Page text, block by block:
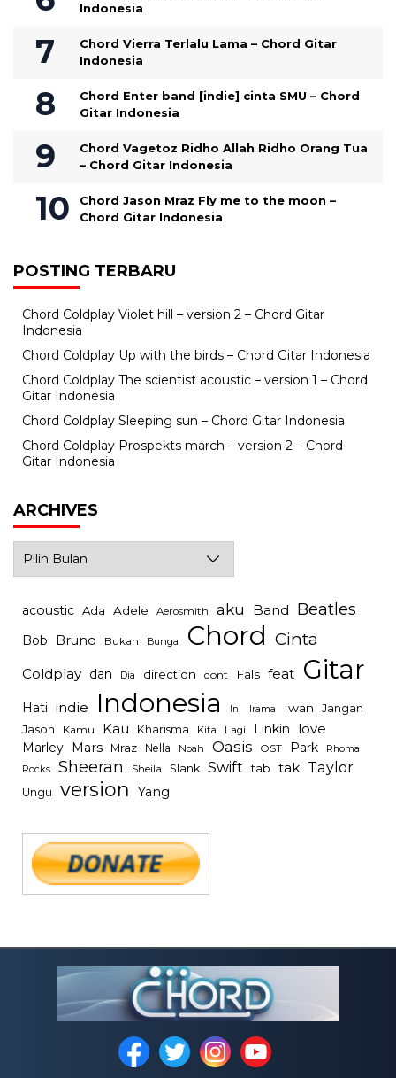
Indonesia
Chord Vierra Terlalu Lama – Chord Gitar
Indonesia
Chord Enter band [indie] cinta SMU – Chord
Gitar Indonesia
Chord Vagetoz Ridho Allah Ridho Orang Tua
– Chord Gitar Indonesia
Chord Jason Mraz Fly me to the moon –
Chord Gitar Indonesia
POSTING TERBARU
Chord Coldplay Violet hill – version 2 – Chord Gitar
Indonesia
Chord Coldplay Up with the birds – Chord Gitar Indonesia
Chord Coldplay The scientist acoustic – version 1 – Chord
Gitar Indonesia
Chord Coldplay Sleeping sun – Chord Gitar Indonesia
Chord Coldplay Prospekts march – version 2 – Chord
Gitar Indonesia
ARCHIVES
acoustic Ada Adele Aerosmith aku Band Beatles
Bob Bruno Bukan Bunga Chord Cinta
Coldplay dan Dia direction dont Fals feat Gitar
Hati indie Indonesia Ini Irama Iwan Jangan
Jason Kamu Kau Kharisma Kita Lagi Linkin love
Marley Mars Mraz Nella Noah Oasis OST Park Rhoma
Rocks Sheeran Sheila Slank Swift tab tak Taylor
Ungu version Yang